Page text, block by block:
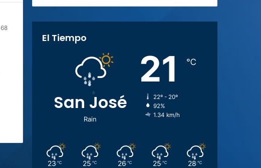
68
El Tiempo
San José
Rain
21 ℃
22º - 20º
92%
1.34 km/h
23 ℃ 25 ℃ 26 ℃ 25 ℃ 28 ℃